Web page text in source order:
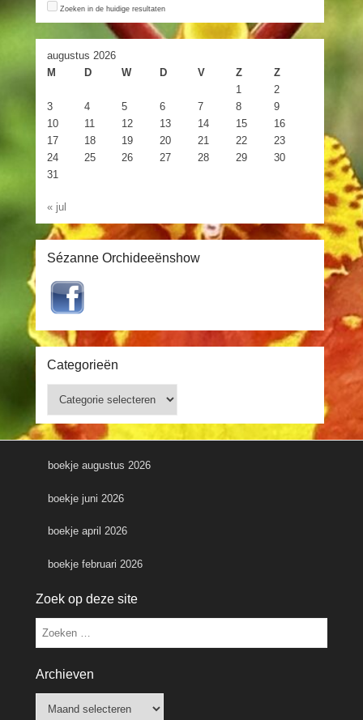
Zoeken in de huidige resultaten
augustus 2026
M
D W D V Z
Z
1
2
3
4 5 6 7 8
9
10
11 12 13 14 15
16
17
18 19 20 21 22
23
24
25 26 27 28 29
30
31
« jul
Sézanne Orchideeënshow
Categorieën
boekje augustus 2026
boekje juni 2026
boekje april 2026
boekje februari 2026
Zoek op deze site
Zoeken
Archieven